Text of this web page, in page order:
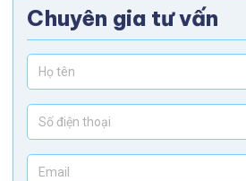
Chuyên gia tư vấn